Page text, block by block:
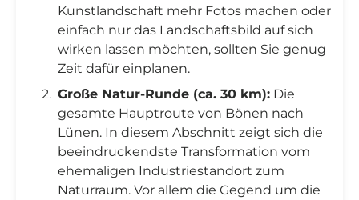
Kunstlandschaft mehr Fotos machen oder
einfach nur das Landschaftsbild auf sich
wirken lassen möchten, sollten Sie genug
Zeit dafür einplanen.
Große Natur-Runde (ca. 30 km): Die
gesamte Hauptroute von Bönen nach
Lünen. In diesem Abschnitt zeigt sich die
beeindruckendste Transformation vom
ehemaligen Industriestandort zum
Naturraum. Vor allem die Gegend um die